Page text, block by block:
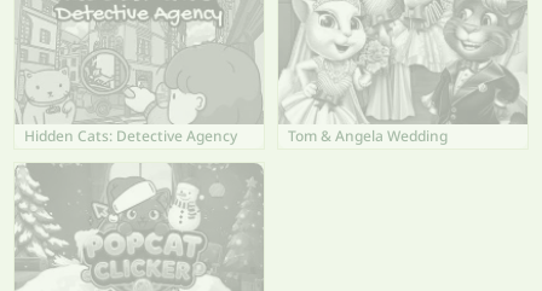
Hidden Cats: Detective Agency Tom & Angela Wedding